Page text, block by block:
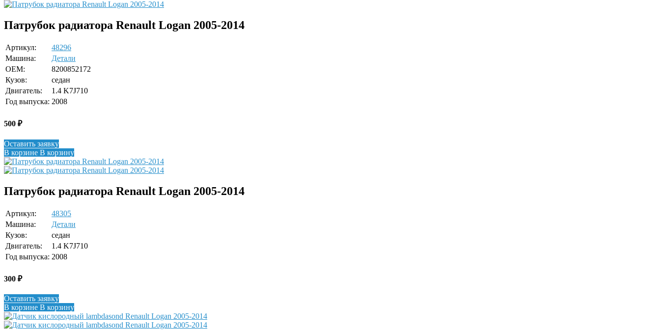
Патрубок радиатора Renault Logan 2005-2014
Артикул:
48296
Машина:
Детали
OEM:
8200852172
Кузов:
седан
Двигатель:
1.4 K7J710
Год выпуска: 2008
500 ₽
Оставить заявку
В корзине В корзину
Патрубок радиатора Renault Logan 2005-2014
Артикул:
48305
Машина:
Детали
Кузов:
седан
Двигатель:
1.4 K7J710
Год выпуска: 2008
300 ₽
Оставить заявку
В корзине В корзину